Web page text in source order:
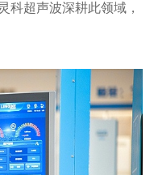
科超声波深耕此领域，